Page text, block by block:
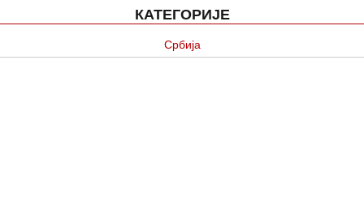
КАТЕГОРИЈЕ
Србија